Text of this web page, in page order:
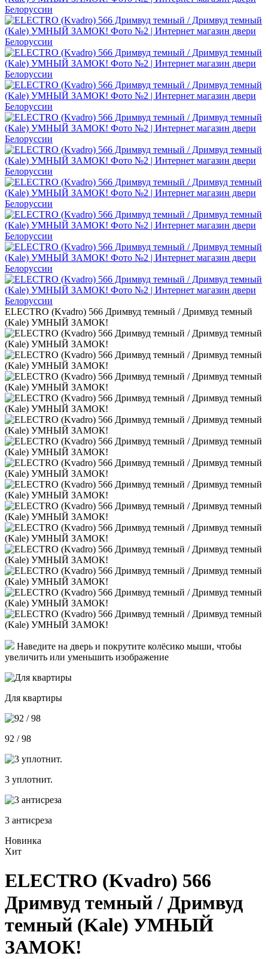
ELECTRO (Kvadro) 566 Дримвуд темный / Дримвуд темный
(Kale) УМНЫЙ ЗАМОК!
Наведите на дверь и покрутите колёсико мыши, чтобы
увеличить или уменьшить изображение
Для квартиры
92 / 98
3 уплотнит.
3 антисреза
Новинка
Хит
ELECTRO (Kvadro) 566
Дримвуд темный / Дримвуд
темный (Kale) УМНЫЙ
ЗАМОК!